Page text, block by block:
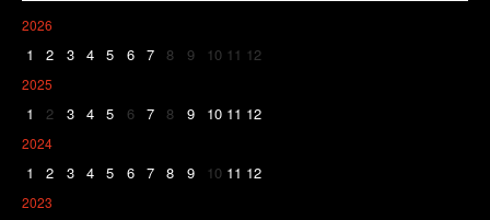
2026
1 2 3 4 5 6 7 8 9 10 11 12
2025
1 2 3 4 5 6 7 8 9 10 11 12
2024
1 2 3 4 5 6 7 8 9 10 11 12
2023